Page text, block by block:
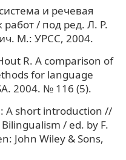
и речевая
работ / под ред. Л. Р.
М.: УРСС, 2004.
R. A comparison of
for language
2004. № 116 (5).
A short introduction //
/ ed. by F.
John Wiley & Sons,